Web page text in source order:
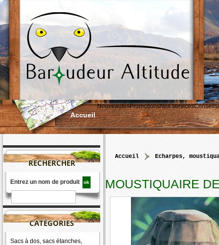
Accueil
NouveautésPromotionsNos servicesConseils
RECHERCHER
Entrez un nom de produit
CATÉGORIES
Sacs à dos, sacs étanches,
accueil > echarpes,
MOUSTIQUAIRE